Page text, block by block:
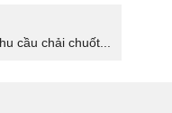
cầu chải chuốt...